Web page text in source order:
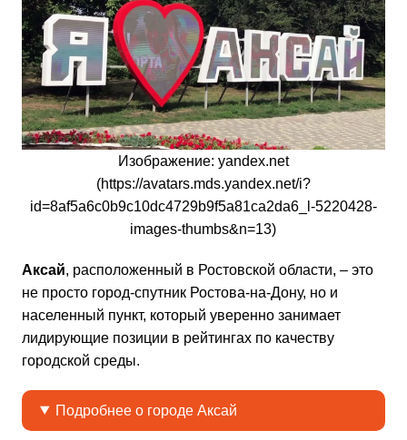
Изображение: yandex.net
(https://avatars.mds.yandex.net/i?
id=8af5a6c0b9c10dc4729b9f5a81ca2da6_l-5220428-
images-thumbs&n=13)
Аксай, расположенный в Ростовской области, – это
не просто город-спутник Ростова-на-Дону, но и
населенный пункт, который уверенно занимает
лидирующие позиции в рейтингах по качеству
городской среды.
Подробнее о городе Аксай